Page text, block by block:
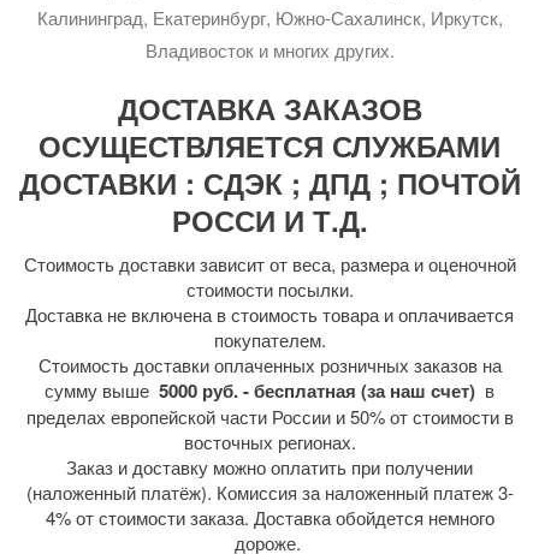
Калининград, Екатеринбург, Южно-Сахалинск, Иркутск,
Владивосток и многих других.
ДОСТАВКА ЗАКАЗОВ
ОСУЩЕСТВЛЯЕТСЯ СЛУЖБАМИ
ДОСТАВКИ : СДЭК ; ДПД ; ПОЧТОЙ
РОССИ И Т.Д.
Стоимость доставки зависит от веса, размера и оценочной
стоимости посылки.
Доставка не включена в стоимость товара и оплачивается
покупателем.
Стоимость доставки оплаченных розничных заказов на
сумму выше 5000 руб. - бесплатная (за наш счет) в
пределах европейской части России и 50% от стоимости в
восточных регионах.
Заказ и доставку можно оплатить при получении
(наложенный платёж). Комиссия за наложенный платеж 3-
4% от стоимости заказа. Доставка обойдется немного
дороже.